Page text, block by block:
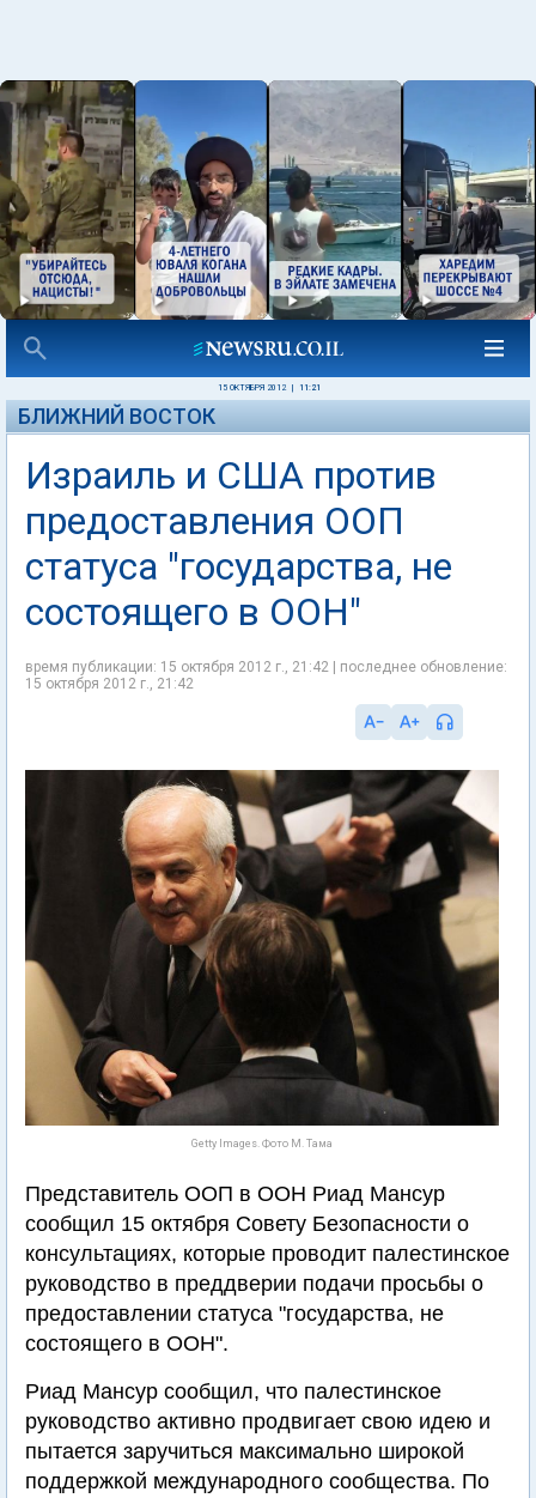
15 ОКТЯБРЯ 2012 11:21
БЛИЖНИЙ ВОСТОК
Израиль и США против
предоставления ООП
статуса "государства, не
состоящего в ООН"
время публикации: 15 октября 2012 г., 21:42 | последнее обновление:
15 октября 2012 г., 21:42
Getty Images. Фото М. Тама
Представитель ООП в ООН Риад Мансур
сообщил 15 октября Совету Безопасности о
консультациях, которые проводит палестинское
руководство в преддверии подачи просьбы о
предоставлении статуса "государства, не
состоящего в ООН".
Риад Мансур сообщил, что палестинское
руководство активно продвигает свою идею и
пытается заручиться максимально широкой
поддержкой международного сообщества. По